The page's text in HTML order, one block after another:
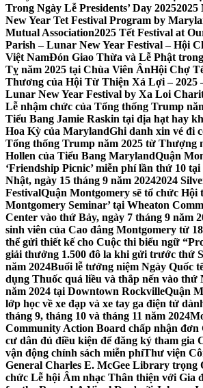
Trong Ngày Lễ Presidents’ Day 2025
New Year Tet Festival Program by
Mutual Association2025 Tết Festival at
Parish – Lunar New Year Festival – Hội
Việt NamĐón Giao Thừa và Lễ Phật
Tỵ năm 2025 tại Chùa Viên ÂnHội Chợ
Thương của Hội Từ Thiện Xá Lợi – 2025
Lunar New Year Festival by Xa Loi
Lễ nhậm chức của Tổng thống Trump
Tiểu Bang Jamie Raskin tại địa hạt hay
Hoa Kỳ của MarylandGhi danh xin vé đi
Tổng thống Trump năm 2025 từ Thượng
Hollen của Tiểu Bang MarylandQuận
‘Friendship Picnic’ miễn phí lần thứ 10
Nhật, ngày 15 tháng 9 năm 20242024
FestivalQuận Montgomery sẽ tổ chức Hội
Montgomery Seminar’ tại Wheaton
Center vào thứ Bảy, ngày 7 tháng 9 năm
sinh viên của Cao đẳng Montgomery từ
thể gửi thiết kế cho Cuộc thi biểu ngữ
giải thưởng 1.500 đô la khi gửi trước thứ
năm 2024Buổi lễ tưởng niệm Ngày Quốc
dụng Thuốc quá liều và thắp nến vào thứ
năm 2024 tại Downtown RockvilleQuận
lớp học về xe đạp và xe tay ga điện tử
tháng 9, tháng 10 và tháng 11 năm 2024
Community Action Board chấp nhận
cư dân đủ điều kiện để đăng ký tham gia
vận động chính sách miễn phíThư viện
General Charles E. McGee Library trọng
chức Lễ hội Âm nhạc Thân thiện với Gia